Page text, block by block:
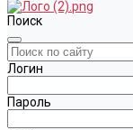
Поиск
Логин
Пароль